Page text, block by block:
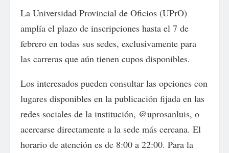
La Universidad Provincial de Oficios (UPrO)
amplía el plazo de inscripciones hasta el 7 de
febrero en todas sus sedes, exclusivamente para
las carreras que aún tienen cupos disponibles.
Los interesados pueden consultar las opciones con
lugares disponibles en la publicación fijada en las
redes sociales de la institución, @uprosanluis, o
acercarse directamente a la sede más cercana. El
horario de atención es de 8:00 a 22:00. Para la